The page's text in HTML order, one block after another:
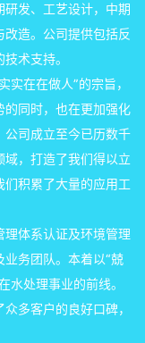
发、工艺设计，中期
造。公司提供包括反
术支持。
在在做人”的宗旨，
的同时，也在更加强化
公司成立至今已历数千
，打造了我们得以立
们积累了大量的应用工
体系认证及环境管理
务团队。本着以“兢
水处理事业的前线。
多客户的良好口碑，